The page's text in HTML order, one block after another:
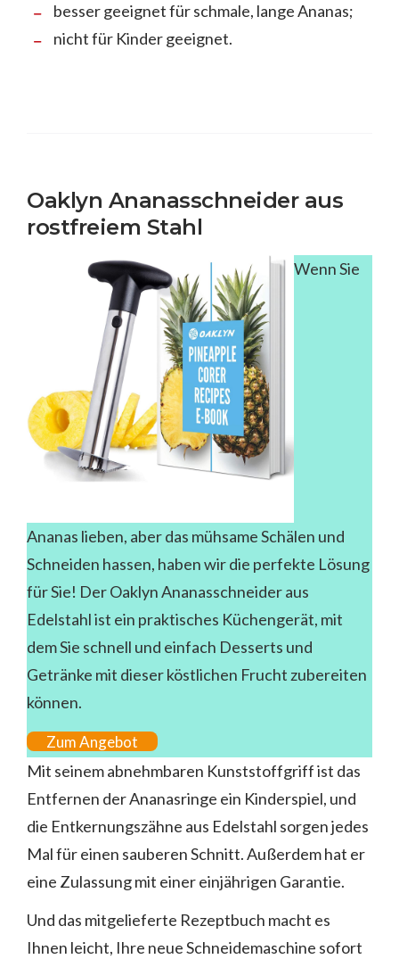
besser geeignet für schmale, lange Ananas;
nicht für Kinder geeignet.
Oaklyn Ananasschneider aus
rostfreiem Stahl
Wenn Sie
Ananas lieben, aber das mühsame Schälen und
Schneiden hassen, haben wir die perfekte Lösung
für Sie! Der Oaklyn Ananasschneider aus
Edelstahl ist ein praktisches Küchengerät, mit
dem Sie schnell und einfach Desserts und
Getränke mit dieser köstlichen Frucht zubereiten
können.
Zum Angebot
Mit seinem abnehmbaren Kunststoffgriff ist das
Entfernen der Ananasringe ein Kinderspiel, und
die Entkernungszähne aus Edelstahl sorgen jedes
Mal für einen sauberen Schnitt. Außerdem hat er
eine Zulassung mit einer einjährigen Garantie.
Und das mitgelieferte Rezeptbuch macht es
Ihnen leicht, Ihre neue Schneidemaschine sofort